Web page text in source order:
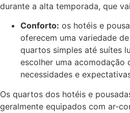
durante a alta temporada, que
Conforto: os hotéis e
oferecem uma variedade
quartos simples até suítes
escolher uma acomodação
necessidades e
Os quartos dos hotéis e
geralmente equipados com ar-